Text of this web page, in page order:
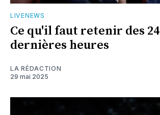
LIVENEWS
Ce qu'il faut retenir des 24
dernières heures
LA RÉDACTION
29 mai 2025